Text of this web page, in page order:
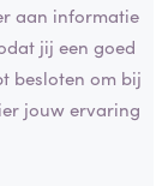
aan informatie
jij een goed
besloten om bij
jouw ervaring